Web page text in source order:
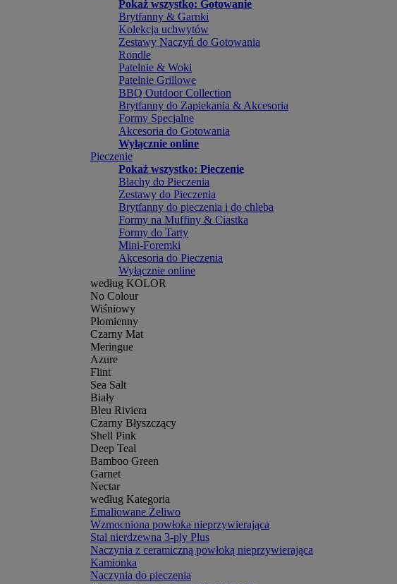
Pokaż wszystko: Gotowanie
Brytfanny & Garnki
Kolekcja uchwytów
Zestawy Naczyń do Gotowania
Rondle
Patelnie & Woki
Patelnie Grillowe
BBQ Outdoor Collection
Brytfanny do Zapiekania & Akcesoria
Formy Specjalne
Akcesoria do Gotowania
Wyłącznie online
Pieczenie
Pokaż wszystko: Pieczenie
Blachy do Pieczenia
Zestawy do Pieczenia
Brytfanny do pieczenia i do chleba
Formy na Muffiny & Ciastka
Formy do Tarty
Mini-Foremki
Akcesoria do Pieczenia
Wyłącznie online
według KOLOR
No Colour
Wiśniowy
Płomienny
Czarny Mat
Meringue
Azure
Flint
Sea Salt
Biały
Bleu Riviera
Czarny Błyszczący
Shell Pink
Deep Teal
Bamboo Green
Garnet
Nectar
według Kategoria
Emaliowane Żeliwo
Wzmocniona powłoka nieprzywierająca
Stal nierdzewna 3-ply Plus
Naczynia z ceramiczną powłoką nieprzywierająca
Kamionka
Naczynia do pieczenia